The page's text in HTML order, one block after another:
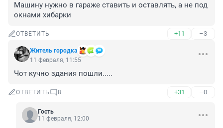
Машину нужно в гараже ставить и оставлять, а не под
окнами хибарки
ОТВЕТИТЬ +11 –3
Житель городка
11 февраля, 11:55
Чот кучно здания пошли.....
ОТВЕТИТЬ 8 +31 –0
Гость
11 февраля, 12:00